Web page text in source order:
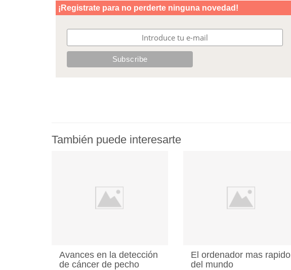
También puede interesarte
Avances en la detección
de cáncer de pecho
El ordenador mas rapido
del mundo